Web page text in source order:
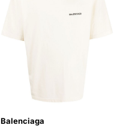
Balenciaga